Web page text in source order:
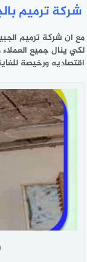
شركة ترميم
مع ان شركة ترميم
لكي ينال جميع
اقتصاديه ورخيصة